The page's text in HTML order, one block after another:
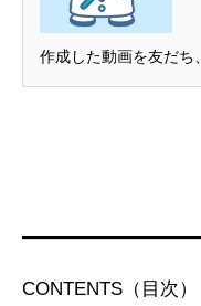
作成した動画を友だち
CONTENTS（目次）